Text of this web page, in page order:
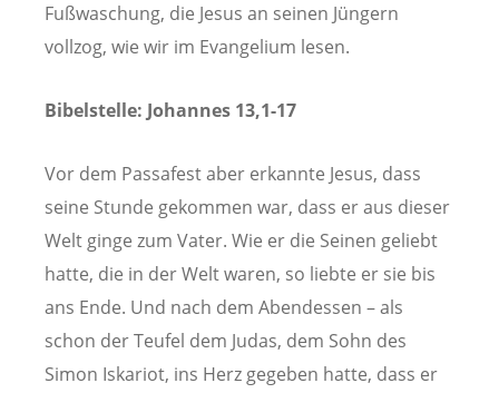
Fußwaschung, die Jesus an seinen Jüngern
vollzog, wie wir im Evangelium lesen.
Bibelstelle: Johannes 13,1-17
Vor dem Passafest aber erkannte Jesus, dass
seine Stunde gekommen war, dass er aus dieser
Welt ginge zum Vater. Wie er die Seinen geliebt
hatte, die in der Welt waren, so liebte er sie bis
ans Ende. Und nach dem Abendessen – als
schon der Teufel dem Judas, dem Sohn des
Simon Iskariot, ins Herz gegeben hatte, dass er